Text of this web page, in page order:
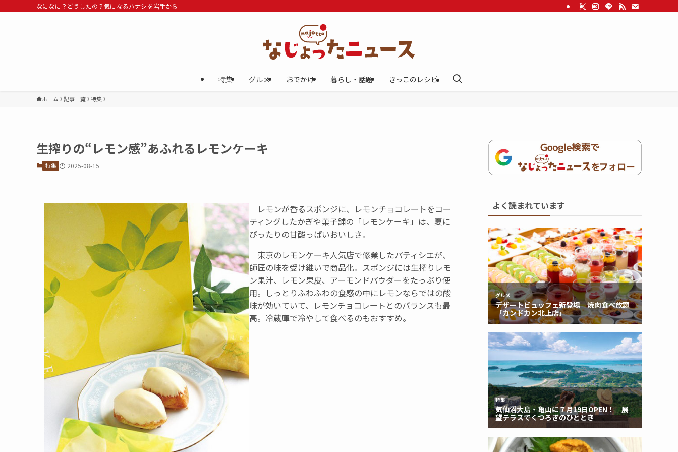
なになに？どうしたの？気になるハナシを岩手から
特集 グルメ おでかけ 暮らし・話題 きっこのレシピ
ホーム 記事一覧 特集
生搾りの“レモン感”あふれるレモンケーキ
特集 2025-08-15
レモンが香るスポンジに、レモンチョコレートをコー
ティングしたかぎや菓子舗の「レモンケーキ」は、夏に
ぴったりの甘酸っぱいおいしさ。
東京のレモンケーキ人気店で修業したパティシエが、
師匠の味を受け継いで商品化。スポンジには生搾りレモ
ン果汁、レモン果皮、アーモンドパウダーをたっぷり使
用。しっとりふわふわの食感の中にレモンならではの酸
味が効いていて、レモンチョコレートとのバランスも最
高。冷蔵庫で冷やして食べるのもおすすめ。
よく読まれています